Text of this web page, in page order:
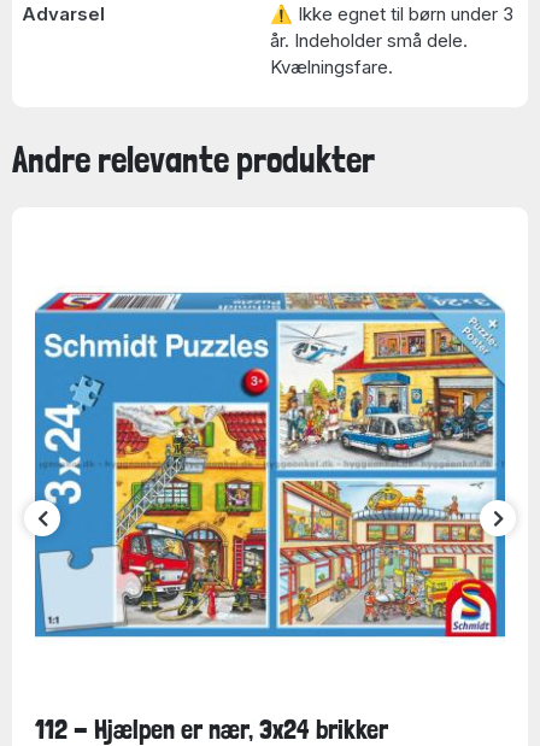
Advarsel
⚠ Ikke egnet til børn under 3
år. Indeholder små dele.
Kvælningsfare.
Andre relevante produkter
112 - Hjælpen er nær, 3x24 brikker